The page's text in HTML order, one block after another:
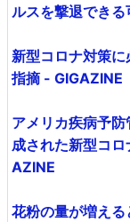
ルスを撃退でき
新型コロナ対策
指摘 - GIGAZINE
アメリカ疾病予
成された新型コ
AZINE
花粉の量が増え